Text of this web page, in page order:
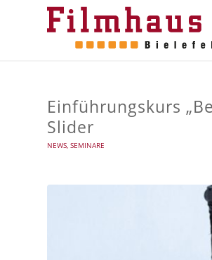
Einführungskurs
Slider
NEWS, SEMINARE